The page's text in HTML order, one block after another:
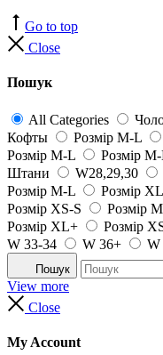
Go to top
Close
Пошук
All Categories
Кофты
Розмір M-L
Розмір M-L
Розмір
Штани
W28,29,30
Розмір M-L
Розмір
Розмір XS-S
Розмір
Розмір XL+
Розмір
W 33-34
W 36+ W
Пошук
View more
Close
My Account